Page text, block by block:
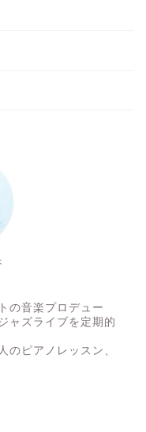
の音楽プロデュー
ャズライブを定期的
のピアノレッスン、